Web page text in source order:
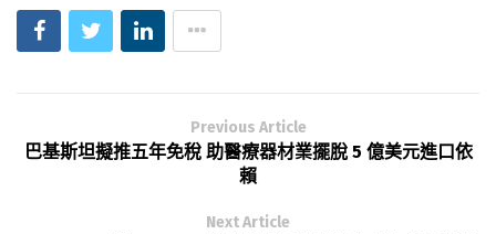
Previous Article
巴基斯坦擬推五年免稅 助醫療器材業擺脫 5 億美元進口依
賴
Next Article